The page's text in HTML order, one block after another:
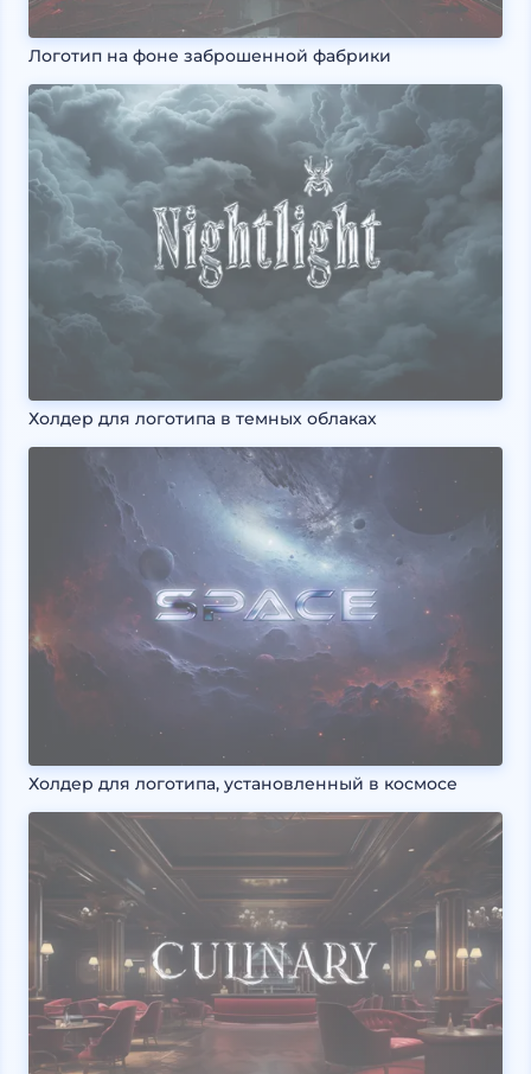
Логотип на фоне заброшенной фабрики
Холдер для логотипа в темных облаках
Холдер для логотипа, установленный в космосе